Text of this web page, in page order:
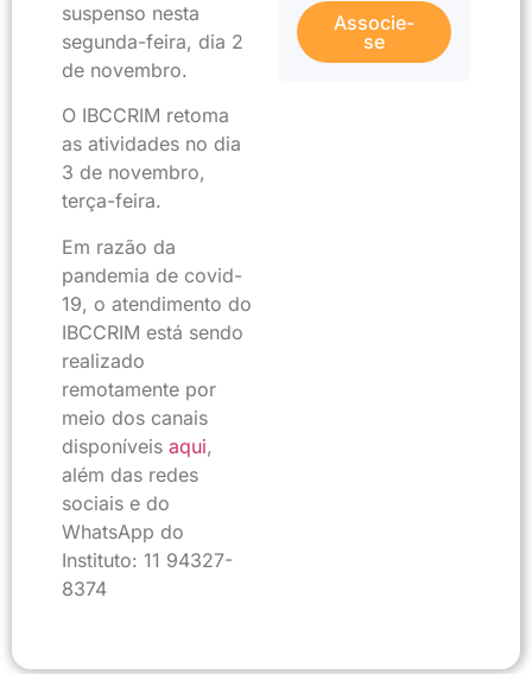
suspenso nesta
segunda-feira, dia 2
de novembro.
O IBCCRIM retoma
as atividades no dia
3 de novembro,
terça-feira.
Em razão da
pandemia de covid-
19, o atendimento do
IBCCRIM está sendo
realizado
remotamente por
meio dos canais
disponíveis aqui,
além das redes
sociais e do
WhatsApp do
Instituto: 11 94327-
8374
Associe-
se